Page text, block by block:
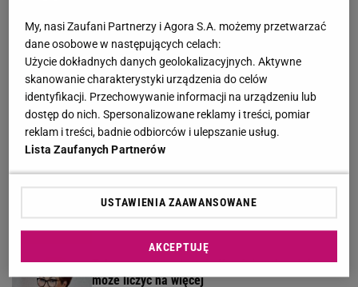
Mandaryna może mieć kłopoty w "Tańcu z
gwiazdami"? Wyznała, co jest problematyczne
Kultowy serial powraca. "Line of Duty - wydział
wewnętrzny" już od czwartku, 6 sierpnia w BBC
First
Pamiętacie Izę z "Rolnika"? Została mamą! Tak
teraz wygląda jej życie
Taką emeryturę dostaje Kwaśniewska. Jej mąż
może liczyć na więcej
My, nasi Zaufani Partnerzy i Agora S.A. możemy przetwarzać
dane osobowe w następujących celach:
Użycie dokładnych danych geolokalizacyjnych. Aktywne
skanowanie charakterystyki urządzenia do celów
identyfikacji. Przechowywanie informacji na urządzeniu lub
dostęp do nich. Spersonalizowane reklamy i treści, pomiar
reklam i treści, badnie odbiorców i ulepszanie usług.
Lista Zaufanych Partnerów
USTAWIENIA ZAAWANSOWANE
AKCEPTUJĘ